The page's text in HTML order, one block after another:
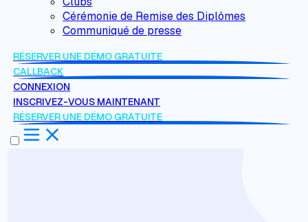
Cérémonie de Remise des Diplômes
Communiqué de presse
RÉSERVER UNE DÉMO GRATUITE
CALLBACK
CONNEXION
INSCRIVEZ-VOUS MAINTENANT
RÉSERVER UNE DÉMO GRATUITE